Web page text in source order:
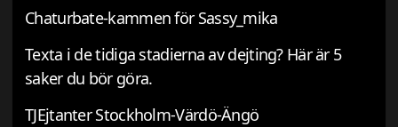
Chaturbate-kammen för Sassy_mika
Texta i de tidiga stadierna av dejting? Här är 5
saker du bör göra.
TJEjtanter Stockholm-Värdö-Ängö